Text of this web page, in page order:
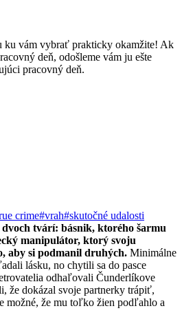
ku vám vybrať prakticky okamžite! Ak
deň, odošleme vám ju ešte
pracovný deň.
crime#vrah#skutočné udalosti
tvárí: básnik, ktorého šarmu
manipulátor, ktorý svoju
aby si podmanil druhých. Minimálne
lásku, no chytili sa do pasce
odhaľovali Čunderlíkove
že dokázal svoje partnerky trápiť,
možné, že mu toľko žien podľahlo a